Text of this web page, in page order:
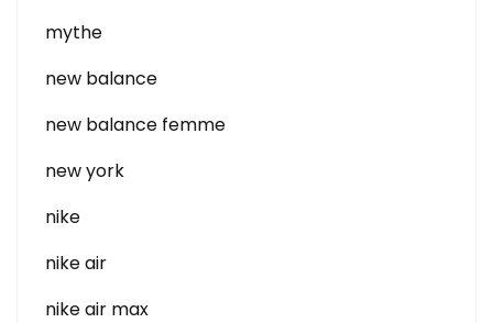
mythe
new balance
new balance femme
new york
nike
nike air
nike air max